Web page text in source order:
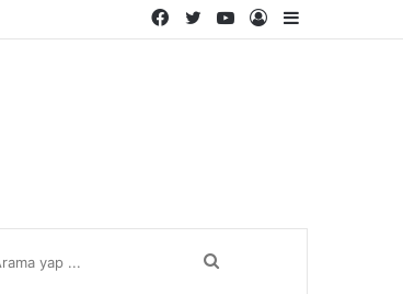
Kenar
Kayıt
YouTube
Twitter
Facebook